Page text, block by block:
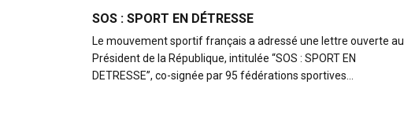
SOS : SPORT EN DÉTRESSE
Le mouvement sportif français a adressé une lettre ouverte au
Président de la République, intitulée “SOS : SPORT EN
DETRESSE”, co-signée par 95 fédérations sportives…